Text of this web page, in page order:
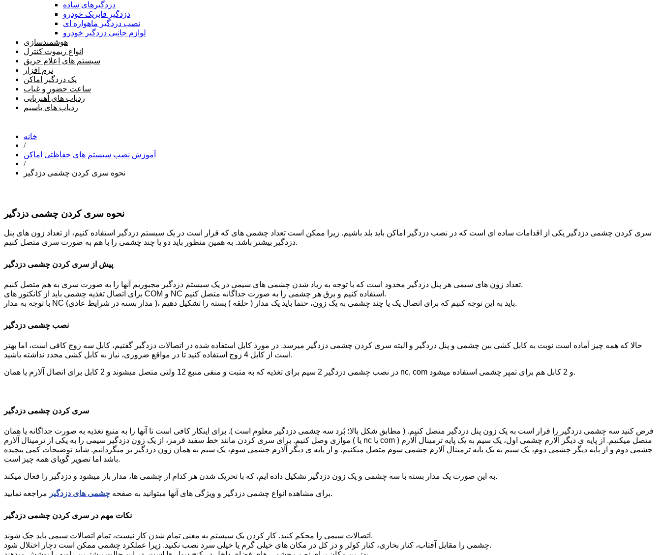
دزدگیرهای ساده
دزدگیر فابریک خودرو
نصب دزدگیر ماهواره ای
لوازم جانبی دزدگیر خودرو
هوشمندسازی
انواع ریموت کنترل
سیستم های اعلام حریق
نرم افزار
پک دزدگیر اماکن
ساعت حضور و غیاب
ردیاب های آهنربایی
ردیاب های باسیم
خانه
/
آموزش نصب سیستم های حفاظتی اماکن
/
نحوه سری کردن چشمی دزدگیر
نحوه سری کردن چشمی دزدگیر
سری کردن چشمی دزدگیر یکی از اقدامات ساده ای است که در نصب دزدگیر اماکن باید بلد باشیم. زیرا ممکن است تعداد چشمی های که قرار است در یک سیستم دزدگیر استفاده کنیم، از تعداد زون های پنل
دزدگیر بیشتر باشد. به همین منظور باید دو یا چند چشمی را با هم به صورت سری متصل کنیم.
پیش از سری کردن چشمی دزدگیر
تعداد زون های سیمی هر پنل دزدگیر محدود است که با توجه به زیاد شدن چشمی های سیمی در یک سیستم دزدگیر مجبوریم آنها را به صورت سری به هم متصل کنیم.
برای اتصال تغذیه چشمی باید از کانکتور های COM و NC استفاده کنیم و برق هر چشمی را به صورت جداگانه متصل کنیم.
با توجه به مدار NC (مدار بسته در شرایط عادی )، باید به این توجه کنیم که برای اتصال یک یا چند چشمی به یک زون، حتما باید یک مدار ( حلقه ) بسته را تشکیل دهیم.
نصب چشمی دزدگیر
حالا که همه چیز آماده است نوبت به کابل کشی بین چشمی و پنل دزدگیر و البته سری کردن چشمی دزدگیر میرسد. در مورد کابل استفاده شده در اتصالات دزدگیر گفتیم، کابل سه زوج کافی است، اما بهتر
است از کابل 4 زوج استفاده کنید تا در مواقع ضروری، نیاز به کابل کشی مجدد نداشته باشید.
در نصب چشمی دزدگیر 2 سیم برای تغذیه که به مثبت و منفی منبع 12 ولتی متصل میشوند و 2 کابل برای اتصال آلارم یا همان nc, com و 2 کابل هم برای تمپر چشمی استفاده میشود.
سری کردن چشمی دزدگیر
فرض کنید سه چشمی دزدگیر را قرار است به یک زون پنل دزدگیر متصل کنیم. ( مطابق شکل بالا؛ بُرد سه چشمی دزدگیر معلوم است ). برای اینکار کافی است تا آنها را به منبع تغذیه به صورت جداگانه یا همان
موازی وصل کنیم. برای سری کردن مانند خط سفید قرمز، از یک زون دزدگیر سیمی را به یکی از ترمینال آلارم ( یا nc یا com ) متصل میکنیم. از پایه ی دیگر آلارم چشمی اول، یک سیم به یک پایه ترمینال آلارم
چشمی دوم و از پایه دیگر چشمی دوم، یک سیم به یک پایه ترمینال آلارم چشمی سوم متصل میکنیم. و از پایه ی دیگر آلارم چشمی سوم، یک سیم به همان زون دزدگیر بر میگردانیم. شاید توضیحات کمی پیچیده
باشد اما تصویر گویای همه چیز است.
به این صورت یک مدار بسته با سه چشمی و یک زون دزدگیر تشکیل داده ایم، که با تحریک شدن هر کدام از چشمی ها، مدار باز میشود و دزدگیر را فعال میکند.
برای مشاهده انواع چشمی دزدگیر و ویژگی های آنها میتوانید به صفحه چشمی های دزدگیر مراجعه نمایید.
نکات مهم در سری کردن چشمی دزدگیر
اتصالات سیمی را محکم کنید. کار کردن یک سیستم به معنی تمام شدن کار نیست، تمام اتصالات سیمی باید چک شوند.
چشمی را مقابل آفتاب، کنار بخاری، کنار کولر و در کل در مکان های خیلی گرم یا خیلی سرد نصب نکنید. زیرا عملکرد چشمی ممکن است دچار اختلال شود.